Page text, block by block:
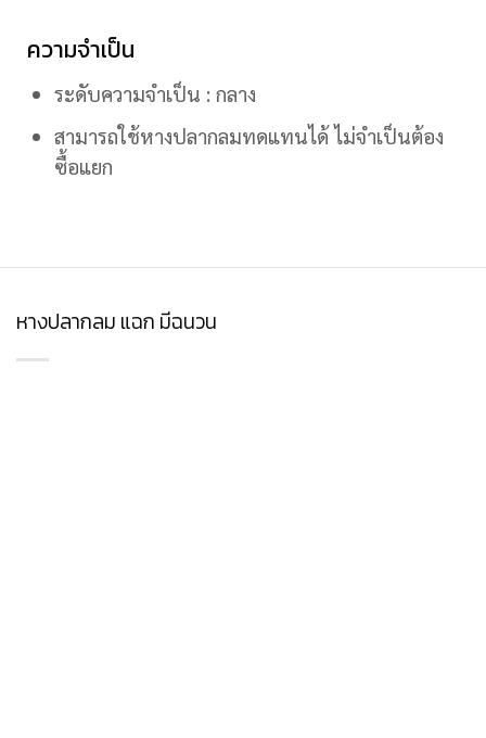
ความจำเป็น
ระดับความจำเป็น : กลาง
สามารถใช้หางปลากลมทดแทนได้ ไม่จำเป็นต้อง
ซื้อแยก
หางปลากลม แฉก มีฉนวน